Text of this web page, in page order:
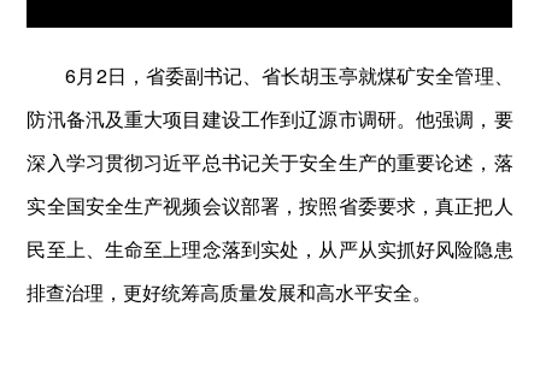
6月2日，省委副书记、省长胡玉亭就煤矿安全管理、
防汛备汛及重大项目建设工作到辽源市调研。他强调，要
深入学习贯彻习近平总书记关于安全生产的重要论述，落
实全国安全生产视频会议部署，按照省委要求，真正把人
民至上、生命至上理念落到实处，从严从实抓好风险隐患
排查治理，更好统筹高质量发展和高水平安全。